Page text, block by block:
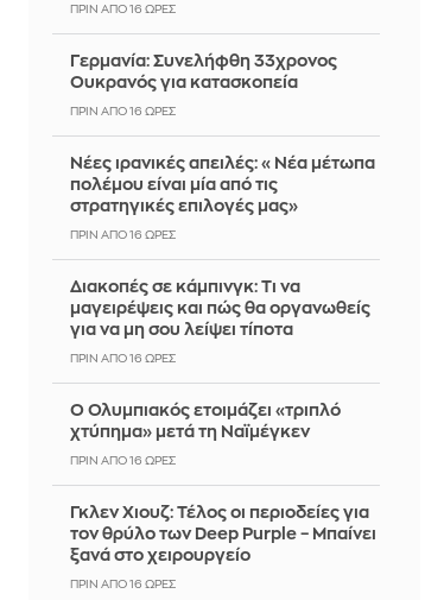
ΠΡΙΝ ΑΠΌ 16 ΏΡΕΣ
Γερμανία: Συνελήφθη 33χρονος
Ουκρανός για κατασκοπεία
ΠΡΙΝ ΑΠΌ 16 ΏΡΕΣ
Νέες ιρανικές απειλές: «Νέα μέτωπα
πολέμου είναι μία από τις
στρατηγικές επιλογές μας»
ΠΡΙΝ ΑΠΌ 16 ΏΡΕΣ
Διακοπές σε κάμπινγκ: Τι να
μαγειρέψεις και πώς θα οργανωθείς
για να μη σου λείψει τίποτα
ΠΡΙΝ ΑΠΌ 16 ΏΡΕΣ
Ο Ολυμπιακός ετοιμάζει «τριπλό
χτύπημα» μετά τη Ναϊμέγκεν
ΠΡΙΝ ΑΠΌ 16 ΏΡΕΣ
Γκλεν Χιουζ: Τέλος οι περιοδείες για
τον θρύλο των Deep Purple – Μπαίνει
ξανά στο χειρουργείο
ΠΡΙΝ ΑΠΌ 16 ΏΡΕΣ